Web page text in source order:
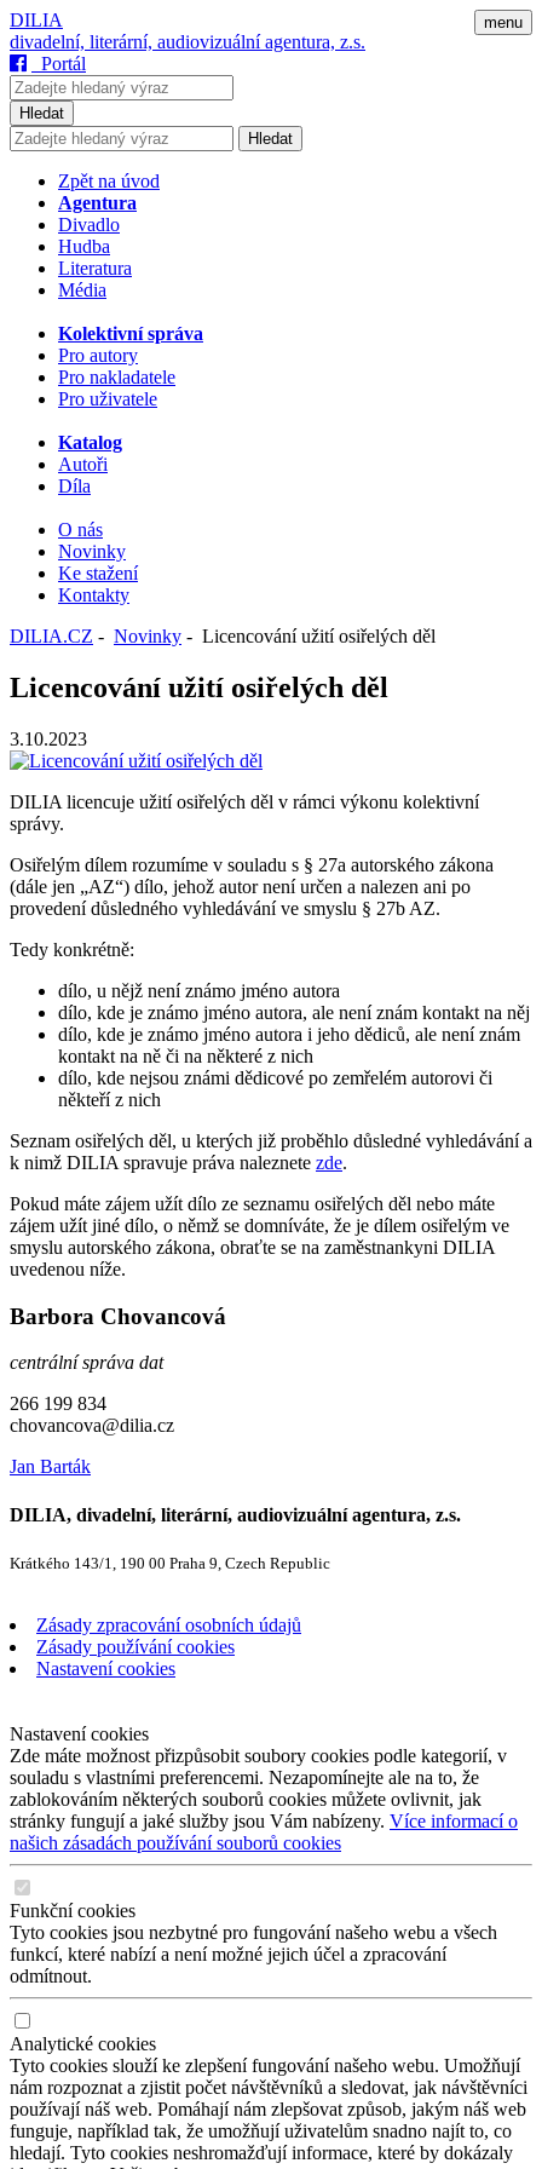
menu
DILIA
divadelní, literární, audiovizuální agentura, z.s.
Portál
Hledat
Hledat
Zpět na úvod
Agentura
Divadlo
Hudba
Literatura
Média
Kolektivní správa
Pro autory
Pro nakladatele
Pro uživatele
Katalog
Autoři
Díla
O nás
Novinky
Ke stažení
Kontakty
DILIA.CZ - Novinky - Licencování užití osiřelých děl
Licencování užití osiřelých děl
3.10.2023
DILIA licencuje užití osiřelých děl v rámci výkonu kolektivní
správy.
Osiřelým dílem rozumíme v souladu s § 27a autorského zákona
(dále jen „AZ“) dílo, jehož autor není určen a nalezen ani po
provedení důsledného vyhledávání ve smyslu § 27b AZ.
Tedy konkrétně:
dílo, u nějž není známo jméno autora
dílo, kde je známo jméno autora, ale není znám kontakt na něj
dílo, kde je známo jméno autora i jeho dědiců, ale není znám
kontakt na ně či na některé z nich
dílo, kde nejsou známi dědicové po zemřelém autorovi či
někteří z nich
Seznam osiřelých děl, u kterých již proběhlo důsledné vyhledávání a
k nimž DILIA spravuje práva naleznete zde.
Pokud máte zájem užít dílo ze seznamu osiřelých děl nebo máte
zájem užít jiné dílo, o němž se domníváte, že je dílem osiřelým ve
smyslu autorského zákona, obraťte se na zaměstnankyni DILIA
uvedenou níže.
Barbora Chovancová
centrální správa dat
266 199 834
chovancova@dilia.cz
Jan Barták
DILIA, divadelní, literární, audiovizuální agentura, z.s.
Krátkého 143/1, 190 00 Praha 9, Czech Republic
Zásady zpracování osobních údajů
Zásady používání cookies
Nastavení cookies
Nastavení cookies
Zde máte možnost přizpůsobit soubory cookies podle kategorií, v
souladu s vlastními preferencemi. Nezapomínejte ale na to, že
zablokováním některých souborů cookies můžete ovlivnit, jak
stránky fungují a jaké služby jsou Vám nabízeny. Více informací o
našich zásadách používání souborů cookies
Funkční cookies
Tyto cookies jsou nezbytné pro fungování našeho webu a všech
funkcí, které nabízí a není možné jejich účel a zpracování
odmítnout.
Analytické cookies
Tyto cookies slouží ke zlepšení fungování našeho webu. Umožňují
nám rozpoznat a zjistit počet návštěvníků a sledovat, jak návštěvníci
používají náš web. Pomáhají nám zlepšovat způsob, jakým náš web
funguje, například tak, že umožňují uživatelům snadno najít to, co
hledají. Tyto cookies neshromažďují informace, které by dokázaly